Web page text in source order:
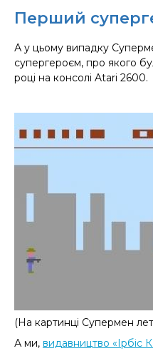
Перший
А у цьому випадку
супергероєм, про якого
році на консолі Atari 2600.
(На картинці Супермен
А ми, видавництво «Ірбіс